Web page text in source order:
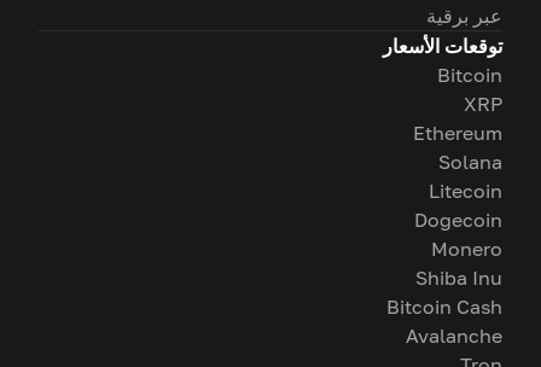
عبر برقية
توقعات الأسعار
Bitcoin
XRP
Ethereum
Solana
Litecoin
Dogecoin
Monero
Shiba Inu
Bitcoin Cash
Avalanche